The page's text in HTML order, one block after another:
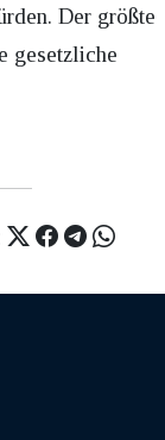
Der größte
gesetzliche